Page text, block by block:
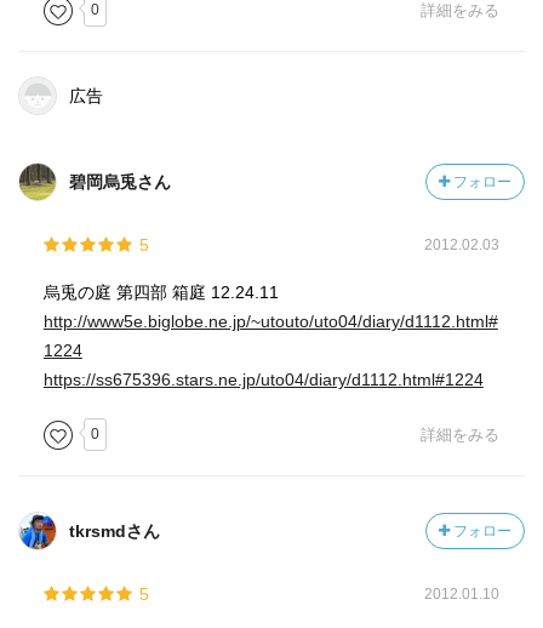
0 詳細をみる
広告
碧岡烏兎さん フォロー
5 2012.02.03
烏兎の庭 第四部 箱庭 12.24.11
http://www5e.biglobe.ne.jp/~utouto/uto04/diary/d1112.html#
1224
https://ss675396.stars.ne.jp/uto04/diary/d1112.html#1224
0 詳細をみる
tkrsmdさん フォロー
5 2012.01.10